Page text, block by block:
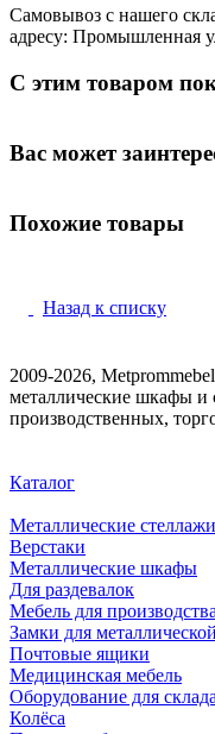
Самовывоз с нашего
адресу: Промышленная
С этим товаром
Вас может
Похожие товары
Назад к списку
2009-2026,
металлические шкафы и
производственных,
Каталог
Металлические стеллажи
Верстаки
Металлические шкафы
Для раздевалок
Мебель для производства
Замки для
Почтовые ящики
Медицинская мебель
Оборудование для склада
Колёса